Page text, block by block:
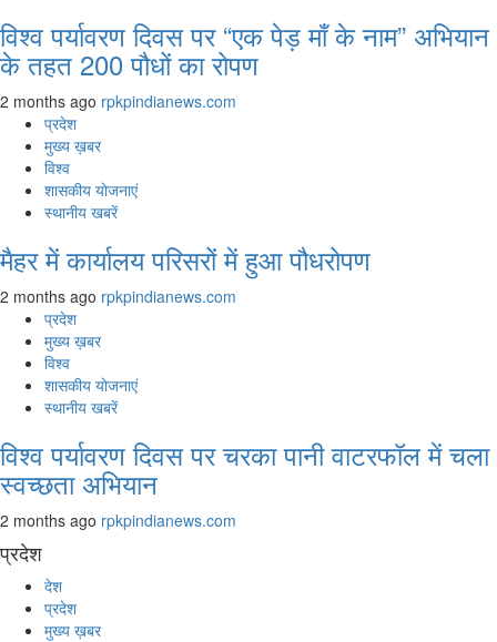
विश्व पर्यावरण दिवस पर “एक पेड़ माँ के नाम” अभियान
के तहत 200 पौधों का रोपण
2 months ago rpkpindianews.com
प्रदेश
मुख्य ख़बर
विश्व
शासकीय योजनाएं
स्थानीय खबरें
मैहर में कार्यालय परिसरों में हुआ पौधरोपण
2 months ago rpkpindianews.com
प्रदेश
मुख्य ख़बर
विश्व
शासकीय योजनाएं
स्थानीय खबरें
विश्व पर्यावरण दिवस पर चरका पानी वाटरफॉल में चला
स्वच्छता अभियान
2 months ago rpkpindianews.com
प्रदेश
देश
प्रदेश
मुख्य ख़बर